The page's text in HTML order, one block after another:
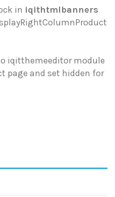
in iqithtmlbanners
iqitthemeeditor module
page and set hidden for